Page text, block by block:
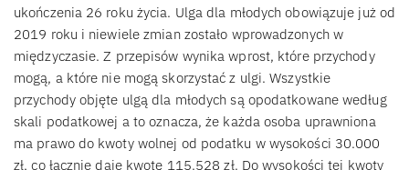
ukończenia 26 roku życia. Ulga dla młodych obowiązuje już od
2019 roku i niewiele zmian zostało wprowadzonych w
międzyczasie. Z przepisów wynika wprost, które przychody
mogą, a które nie mogą skorzystać z ulgi. Wszystkie
przychody objęte ulgą dla młodych są opodatkowane według
skali podatkowej a to oznacza, że każda osoba uprawniona
ma prawo do kwoty wolnej od podatku w wysokości 30.000
zł, co łącznie daje kwotę 115.528 zł. Do wysokości tej kwoty